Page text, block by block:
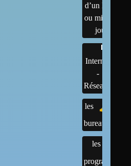
d’un linux
ou mises à
jour
Internet
-
Réseaux
les
bureaux
les
programmes